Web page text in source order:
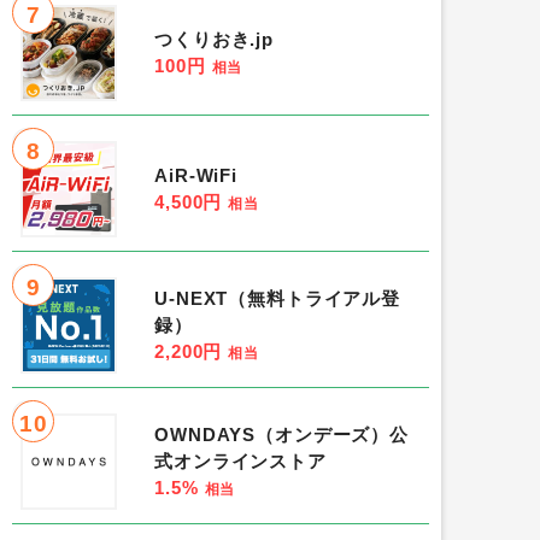
7
つくりおき.jp
100円 相当
8
AiR-WiFi
4,500円 相当
9
U-NEXT（無料トライアル登
録）
2,200円 相当
10
OWNDAYS（オンデーズ）公
式オンラインストア
1.5% 相当